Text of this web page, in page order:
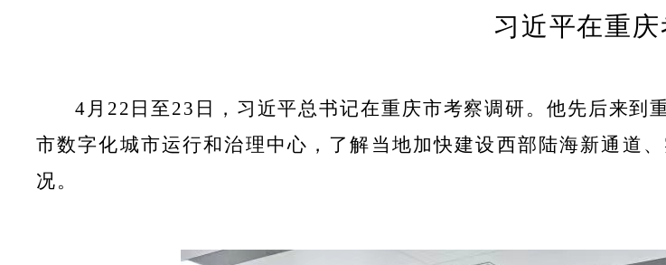
习近平在重
4 月 22 日至23 日，习近平总书记在重庆市考察调研。他先后来
市数字化城市运行和治理中心，了解当地加快建设西部陆海新通道
况。